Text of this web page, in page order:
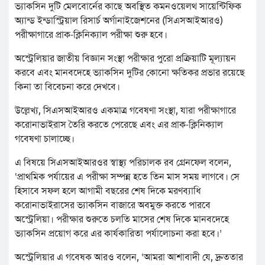
ভ্যাকসিন দুটি মেলবোর্নের কাছে অবস্থিত কমনওয়েলথ সায়েন্টিফিক
অ্যান্ড ইন্ডাস্ট্রিয়াল রিসার্চ অর্গানাইজেশনের (সিএসআইআরও)
পরীক্ষাগারে প্রাক-ক্লিনিক্যাল পরীক্ষা শুরু হবে।
অস্ট্রেলিয়ার জাতীয় বিজ্ঞান সংস্থা পরীক্ষার পুরো প্রক্রিয়াটি মূল্যায়ন
করবে এবং মানবদেহে ভ্যাকসিন দুটির কোনো ক্ষতিকর প্রভার রয়েছে
কিনা তা বিবেচনা করে দেখবে।
উল্লেখ্য, সিএসআইআরও একমাত্র গবেষণা সংস্থা, যারা পরীক্ষাগারে
করোনাভাইরাস তৈরি করতে পেরেছে এবং এর প্রাক-ক্লিনিক্যাল
গবেষণা চালাচ্ছে।
এ বিষয়ে সিএসআইআরওর স্বাস্থ্য পরিচালক রব গ্রেনফেল বলেন,
‘প্রাথমিক পর্যায়ের এ পরীক্ষা সম্পন্ন হতে তিন মাস সময় লাগবে। সে
হিসাবে সফল হলে আগামী বছরের শেষ দিকে মরণব্যাধি
করোনাভাইরাসের ভ্যাকসিন বাজারে অবমুক্ত করতে পারবে
অস্ট্রেলিয়া। পরীক্ষার শুরুতে চলতি মাসের শেষ দিকে মানবদেহে
ভ্যাকসিন প্রয়োগ করে এর কার্যকারিতা পর্যালোচনা করা হবে।’
অস্ট্রেলিয়ার এ গবেষক আরও বলেন, ‘আমরা আশাবাদী যে, দ্রুততার